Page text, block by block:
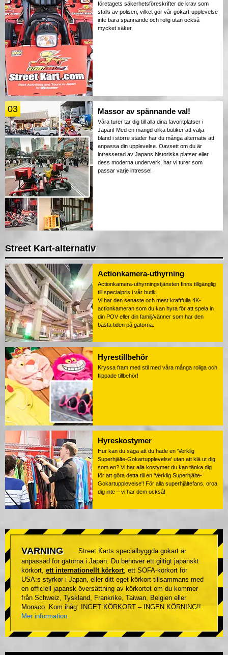
företagets säkerhetsföreskrifter de krav som
ställs av polisen, vilket gör vår gokart-upplevelse
inte bara spännande och rolig utan också
mycket säker.
03 Massor av spännande val!
Våra turer tar dig till alla dina favoritplatser i
Japan! Med en mängd olika butiker att välja
bland i större städer har du många alternativ att
anpassa din upplevelse. Oavsett om du är
intresserad av Japans historiska platser eller
dess moderna underverk, har vi turer som
passar varje intresse!
Street Kart-alternativ
Actionkamera-uthyrning
Actionkamera-uthyrningstjänsten finns tillgänglig
till specialpris i vår butik.
Vi har den senaste och mest kraftfulla 4K-
actionkameran som du kan hyra för att spela in
din POV eller din familj/vänner som har den
bästa tiden på gatorna.
Hyrestillbehör
Kryssa fram med stil med våra många roliga och
flippade tillbehör!
Hyreskostymer
Hur kan du säga att du hade en 'Verklig
Superhjälte-Gokartupplevelse' utan att klä ut dig
som en? Vi har alla kostymer du kan tänka dig
för att göra detta till en 'Verklig Superhjälte-
Gokartupplevelse'! För alla superhjältefans, oroa
dig inte – vi har dem också!
VARNING
Street Karts specialbyggda gokart är
anpassad för gatorna i Japan. Du behöver ett giltigt japanskt
körkort, ett internationellt körkort, ett SOFA-körkort för
USA:s styrkor i Japan, eller ditt eget körkort tillsammans med
en officiell japansk översättning av körkortet om du kommer
från Schweiz, Tyskland, Frankrike, Taiwan, Belgien eller
Monaco. Kom ihåg: INGET KÖRKORT – INGEN KÖRNING!!
Mer information.